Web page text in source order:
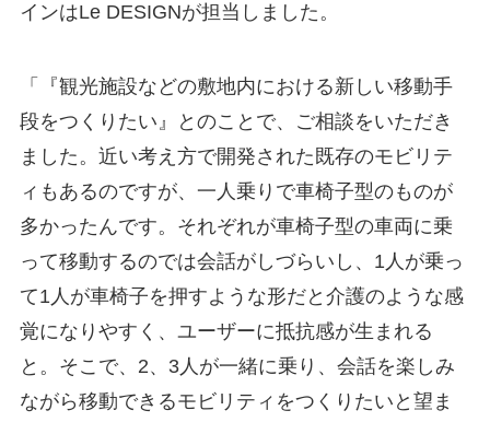
インはLe DESIGNが担当しました。
「『観光施設などの敷地内における新しい移動手
段をつくりたい』とのことで、ご相談をいただき
ました。近い考え方で開発された既存のモビリテ
ィもあるのですが、一人乗りで車椅子型のものが
多かったんです。それぞれが車椅子型の車両に乗
って移動するのでは会話がしづらいし、1人が乗っ
て1人が車椅子を押すような形だと介護のような感
覚になりやすく、ユーザーに抵抗感が生まれる
と。そこで、2、3人が一緒に乗り、会話を楽しみ
ながら移動できるモビリティをつくりたいと望ま